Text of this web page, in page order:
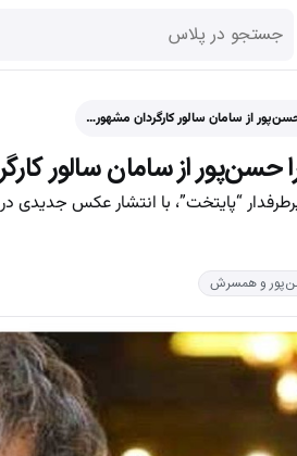
از سامان سالور کارگردان مشهور…
از سامان سالور
“پایتخت”، با انتشار عکس
و همسرش